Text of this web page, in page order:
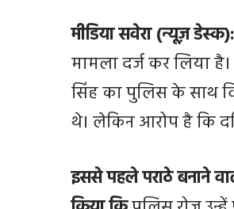
मीडिया सवेरा (न्यूज़ डेस्क):
मामला दर्ज कर लिया
सिंह का पुलिस के साथ
थे। लेकिन आरोप है कि
इससे पहले पराठे बनाने